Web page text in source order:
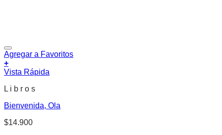
Agregar a Favoritos
+
Vista Rápida
L i b r o s
Bienvenida, Ola
$14.900